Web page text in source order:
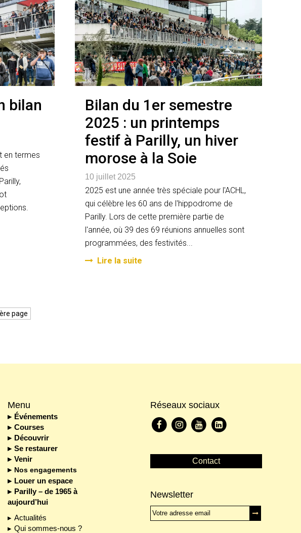
bilan
en termes
Bilan du 1er semestre
2025 : un printemps
festif à Parilly, un hiver
morose à la Soie
10 juillet 2025
2025 est une année très spéciale pour l'ACHL,
qui célèbre les 60 ans de l'hippodrome de
Parilly. Lors de cette première partie de
l'année, où 39 des 69 réunions annuelles sont
programmées, des festivités...
Lire la suite
page
Menu
Événements
Courses
Découvrir
Se restaurer
Venir
Nos engagements
Louer un espace
Parilly – de 1965 à
aujourd’hui
Actualités
Qui sommes-nous ?
Réseaux sociaux
Contact
Newsletter